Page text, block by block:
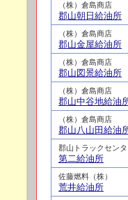
（株）倉島商店
郡山朝日給油所
（株）倉島商店
郡山金屋給油所
（株）倉島商店
郡山図景給油所
（株）倉島商店
郡山中谷地給油
（株）倉島商店
郡山八山田給油
郡山トラックセン
第二給油所
佐藤燃料（株）
荒井給油所